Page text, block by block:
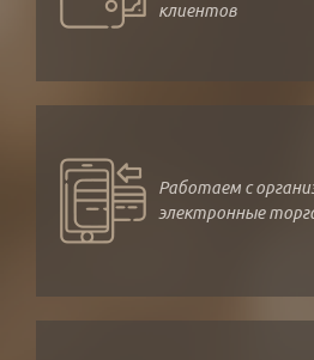
клиентов
Работаем с
электронные